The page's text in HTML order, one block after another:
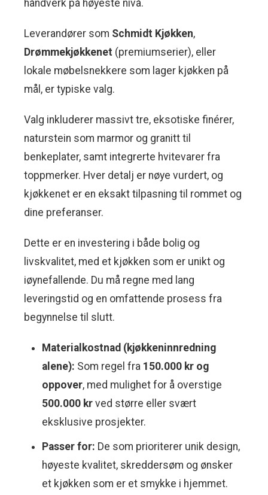
håndverk på høyeste nivå.
Leverandører som Schmidt Kjøkken,
Drømmekjøkkenet (premiumserier), eller
lokale møbelsnekkere som lager kjøkken på
mål, er typiske valg.
Valg inkluderer massivt tre, eksotiske finérer,
naturstein som marmor og granitt til
benkeplater, samt integrerte hvitevarer fra
toppmerker. Hver detalj er nøye vurdert, og
kjøkkenet er en eksakt tilpasning til rommet og
dine preferanser.
Dette er en investering i både bolig og
livskvalitet, med et kjøkken som er unikt og
iøynefallende. Du må regne med lang
leveringstid og en omfattende prosess fra
begynnelse til slutt.
Materialkostnad (kjøkkeninnredning
alene): Som regel fra 150.000 kr og
oppover, med mulighet for å overstige
500.000 kr ved større eller svært
eksklusive prosjekter.
Passer for: De som prioriterer unik design,
høyeste kvalitet, skreddersøm og ønsker
et kjøkken som er et smykke i hjemmet.